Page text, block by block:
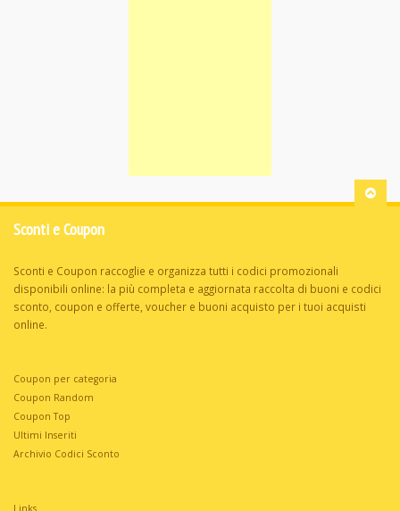
Sconti e Coupon
Sconti e Coupon raccoglie e organizza tutti i codici promozionali
disponibili online: la più completa e aggiornata raccolta di buoni e codici
sconto, coupon e offerte, voucher e buoni acquisto per i tuoi acquisti
online.
Coupon per categoria
Coupon Random
Coupon Top
Ultimi Inseriti
Archivio Codici Sconto
Links